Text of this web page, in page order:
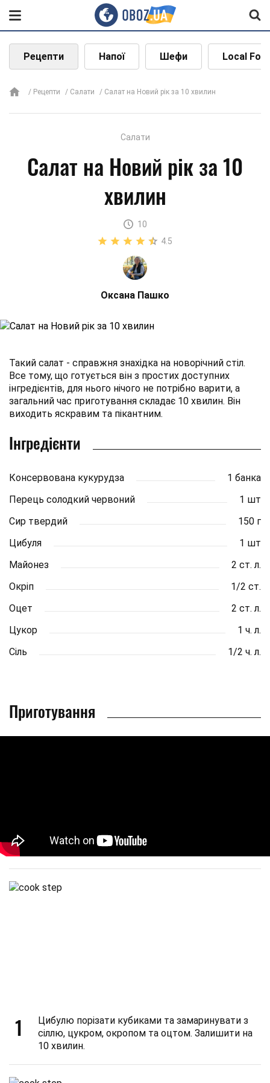
Рецепти Напої Шефи Local
Рецепти Салати Салат на Новий рік за 10 хвилин
Салати
Салат на Новий рік за 10
хвилин
10
4.5
Оксана Пашко
Такий салат - справжня знахідка на новорічний стіл.
Все тому, що готується він з простих доступних
інгредієнтів, для нього нічого не потрібно варити, а
загальний час приготування складає 10 хвилин. Він
виходить яскравим та пікантним.
Інгредієнти
Консервована кукурудза
1 банка
Перець солодкий червоний
1 шт
Сир твердий
150 г
Цибуля
1 шт
Майонез
2 ст. л.
Окріп
1/2 ст.
Оцет
2 ст. л.
Цукор
1 ч. л.
Сіль
1/2 ч. л.
Приготування
1
Цибулю порізати кубиками та замаринувати з
сіллю, цукром, окропом та оцтом. Залишити на
10 хвилин.